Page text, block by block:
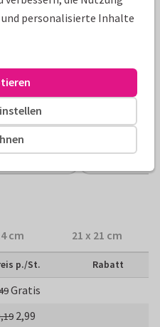
(Für quadratische
an.)
angepasst werden.
cm 21 x 21 cm
p./St. Rabatt
Gratis
2,99
personalisierte Inhalte